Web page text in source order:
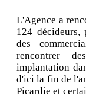
L'Agence a
124 décideurs,
des
rencontrer
implantation
d'ici la fin de
Picardie et